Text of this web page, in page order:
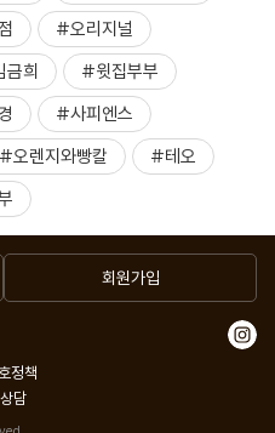
#오리지널
금희
#윗집부부
#사피엔스
#오렌지와빵칼
#테오
회원가입
정책
담